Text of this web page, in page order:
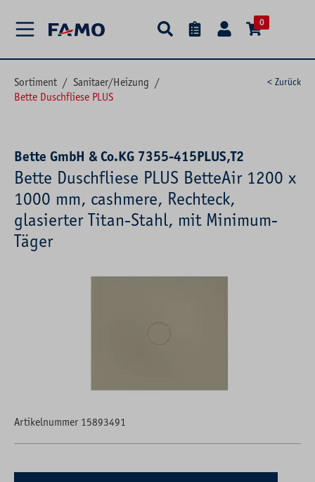
0
Sortiment / Sanitaer/Heizung /
Bette Duschfliese PLUS
< Zurück
Bette GmbH & Co.KG 7355-415PLUS,T2
Bette Duschfliese PLUS BetteAir 1200 x
1000 mm, cashmere, Rechteck,
glasierter Titan-Stahl, mit Minimum-
Täger
Artikelnummer 15893491